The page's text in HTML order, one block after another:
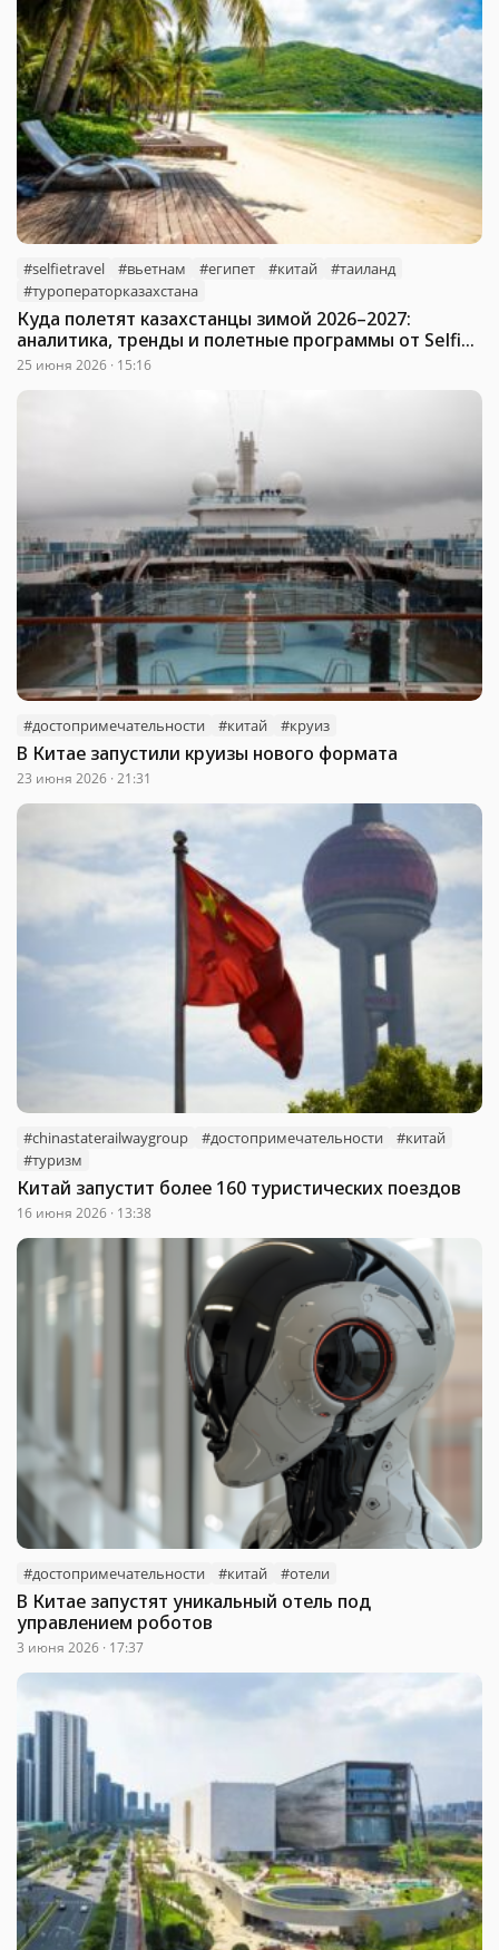
#selfietravel #вьетнам #египет #китай
#таиланд
#туроператорказахстана
Куда полетят казахстанцы зимой 2026–2027:
аналитика, тренды и полетные программы от Selfie
Travel
25 июня 2026 · 15:16
#достопримечательности #китай #круиз
В Китае запустили круизы нового формата
23 июня 2026 · 21:31
#chinastaterailwaygroup #достопримечательности
#китай
#туризм
Китай запустит более 160 туристических поездов
16 июня 2026 · 13:38
#достопримечательности #китай #отели
В Китае запустят уникальный отель под
управлением роботов
3 июня 2026 · 17:37